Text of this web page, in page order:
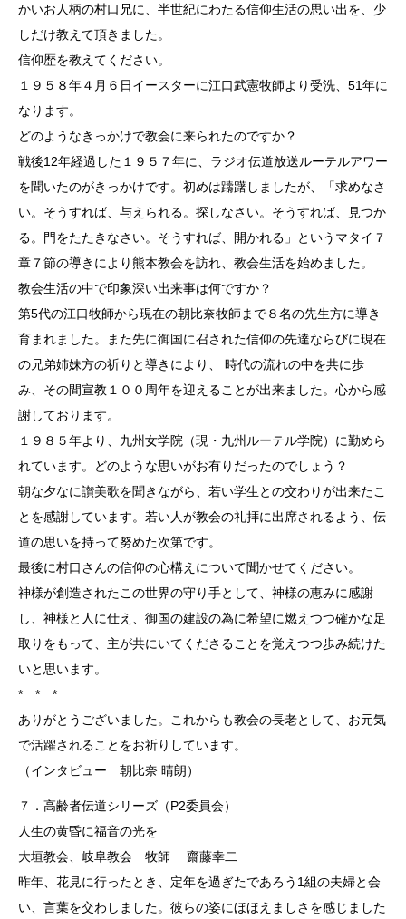
かいお人柄の村口兄に、半世紀にわたる信仰生活の思い出を、少
しだけ教えて頂きました。
信仰歴を教えてください。
１９５８年４月６日イースターに江口武憲牧師より受洗、51年に
なります。
どのようなきっかけで教会に来られたのですか？
戦後12年経過した１９５７年に、ラジオ伝道放送ルーテルアワー
を聞いたのがきっかけです。初めは躊躇しましたが、「求めなさ
い。そうすれば、与えられる。探しなさい。そうすれば、見つか
る。門をたたきなさい。そうすれば、開かれる」というマタイ７
章７節の導きにより熊本教会を訪れ、教会生活を始めました。
教会生活の中で印象深い出来事は何ですか？
第5代の江口牧師から現在の朝比奈牧師まで８名の先生方に導き
育まれました。また先に御国に召された信仰の先達ならびに現在
の兄弟姉妹方の祈りと導きにより、 時代の流れの中を共に歩
み、その間宣教１００周年を迎えることが出来ました。心から感
謝しております。
１９８５年より、九州女学院（現・九州ルーテル学院）に勤めら
れています。どのような思いがお有りだったのでしょう？
朝な夕なに讃美歌を聞きながら、若い学生との交わりが出来たこ
とを感謝しています。若い人が教会の礼拝に出席されるよう、伝
道の思いを持って努めた次第です。
最後に村口さんの信仰の心構えについて聞かせてください。
神様が創造されたこの世界の守り手として、神様の恵みに感謝
し、神様と人に仕え、御国の建設の為に希望に燃えつつ確かな足
取りをもって、主が共にいてくださることを覚えつつ歩み続けた
いと思います。
* * *
ありがとうございました。これからも教会の長老として、お元気
で活躍されることをお祈りしています。
（インタビュー 朝比奈 晴朗）
７．高齢者伝道シリーズ（P2委員会）
人生の黄昏に福音の光を
大垣教会、岐阜教会 牧師 齋藤幸二
昨年、花見に行ったとき、定年を過ぎたであろう1組の夫婦と会
い、言葉を交わしました。彼らの姿にほほえましさを感じました